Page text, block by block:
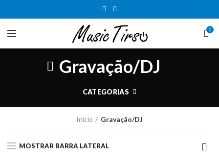
0
Gravação/DJ
CATEGORIAS
Início Gravação/DJ
MOSTRAR BARRA LATERAL